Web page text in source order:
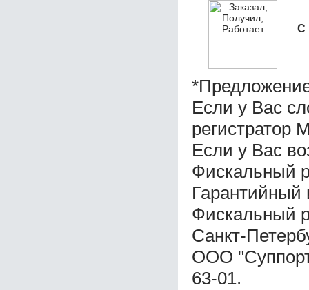
С
Если у Вас
регистратор
Если у Вас
Фискальный
Гарантийный
Фискальный
Санкт-
ООО
63-01.